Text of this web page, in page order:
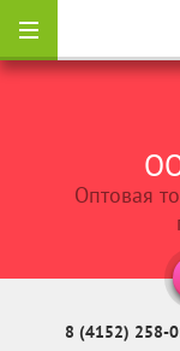
Оптовая
8 (4152) 258-